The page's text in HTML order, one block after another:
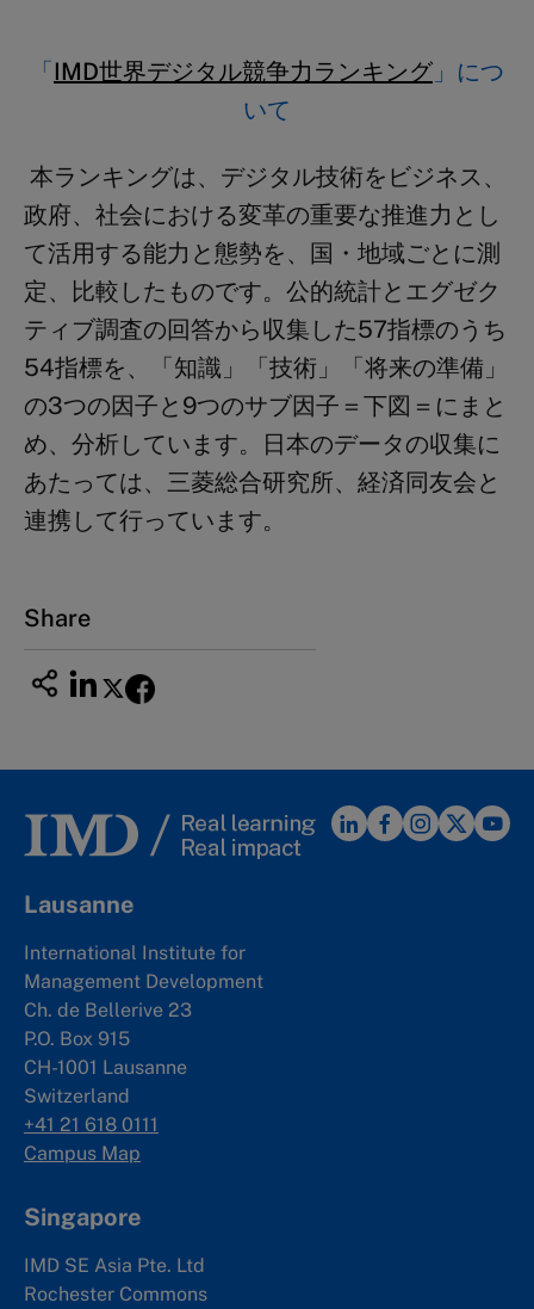
「IMD世界デジタル競争力ランキング 」につ
いて
本ランキングは、デジタル技術をビジネス、
政府、社会における変革の重要な推進力とし
て活用する能力と態勢を、国・地域ごとに測
定、比較したものです。公的統計とエグゼク
ティブ調査の回答から収集した57指標のうち
54指標を、「知識」「技術」「将来の準備」
の3つの因子と9つのサブ因子＝下図＝にまと
め、分析しています。日本のデータの収集に
あたっては、三菱総合研究所、経済同友会と
連携して行っています。
Share
Lausanne
International Institute for
Management Development
Ch. de Bellerive 23
P.O. Box 915
CH-1001 Lausanne
Switzerland
+41 21 618 0111
Campus Map
Singapore
IMD SE Asia Pte. Ltd
Rochester Commons